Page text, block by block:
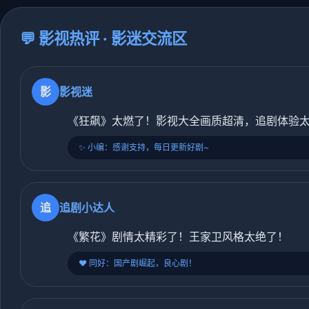
💬 影视热评 · 影迷交流区
影 影视迷
《狂飙》太燃了！影视大全画质超清，追剧体验
✨ 小编：感谢支持，每日更新好剧~
追 追剧小达人
《繁花》剧情太精彩了！王家卫风格太绝了！
❤️ 同好：国产剧崛起，良心剧！